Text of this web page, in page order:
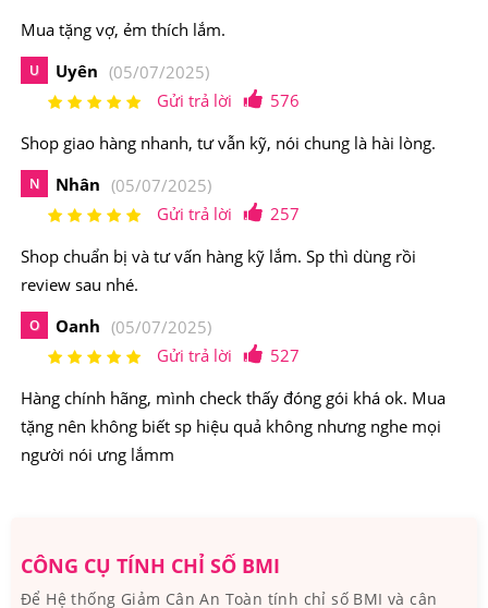
Như Thế Nào?
Xuất xứ: Mỹ
Sản xuất: Goli Nutrition
Quy cách: Hộp 60 viên
Goli Nutrition Women’s Complete Multi Gummies:
Vitamin A, Vitamin C, Vitamin D2, Vitamin E, Thiamin,
Riboflavin, Niacin (dưới dạng Niacinamide), Vitamin B6,
K1, Kẽm, Selen, Đồng, Mangan, Crom, Natri
Các thành phần khác: Đường mía, Xi-rô khoai mì, Nước,
Mua tặng vợ, ẻm thích lắm.
U Uyên (05/07/2025)
Gửi trả lời
576
Shop giao hàng nhanh, tư vẫn kỹ, nói chung là hài lòng.
N Nhân (05/07/2025)
Gửi trả lời
257
Shop chuẩn bị và tư vấn hàng kỹ lắm. Sp thì dùng rồi
review sau nhé.
O Oanh (05/07/2025)
Gửi trả lời
527
Hàng chính hãng, mình check thấy đóng gói khá ok. Mua
tặng nên không biết sp hiệu quả không nhưng nghe mọi
người nói ưng lắmm
CÔNG CỤ TÍNH CHỈ SỐ BMI
Để Hệ thống Giảm Cân An Toàn tính chỉ số BMI và cân